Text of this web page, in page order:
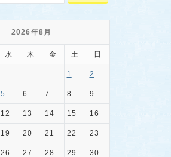
2026年8月
水 木 金 土 日
1 2
5 6 7 8 9
12 13 14 15 16
19 20 21 22 23
26 27 28 29 30